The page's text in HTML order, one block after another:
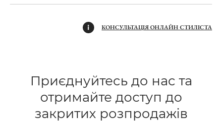
КОНСУЛЬТАЦІЯ ОНЛАЙН СТИЛІСТА
Приєднуйтесь до нас та
отримайте доступ до
закритих розпродажів